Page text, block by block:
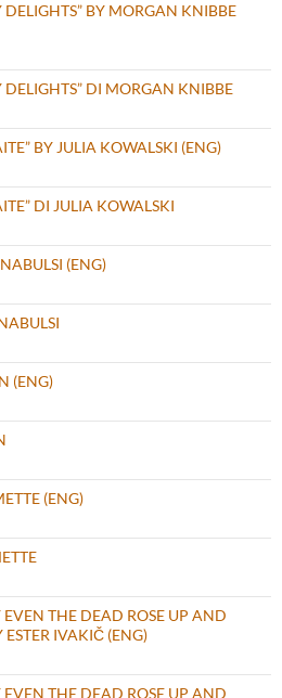
DELIGHTS” BY MORGAN KNIBBE
DELIGHTS” DI MORGAN KNIBBE
BY JULIA KOWALSKI (ENG)
DI JULIA KOWALSKI
(ENG)
(ENG)
(ENG)
THE DEAD ROSE UP AND
ESTER IVAKIČ (ENG)
THE DEAD ROSE UP AND